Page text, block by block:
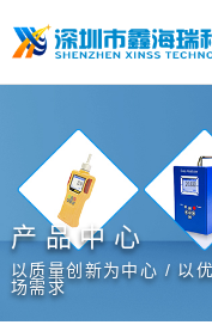
产品中心
以质量创新为中心 / 以
场需求